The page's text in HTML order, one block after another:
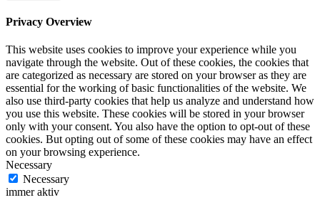
Privacy Overview
This website uses cookies to improve your experience while you
navigate through the website. Out of these cookies, the cookies that
are categorized as necessary are stored on your browser as they are
essential for the working of basic functionalities of the website. We
also use third-party cookies that help us analyze and understand how
you use this website. These cookies will be stored in your browser
only with your consent. You also have the option to opt-out of these
cookies. But opting out of some of these cookies may have an effect
on your browsing experience.
Necessary
Necessary
immer aktiv